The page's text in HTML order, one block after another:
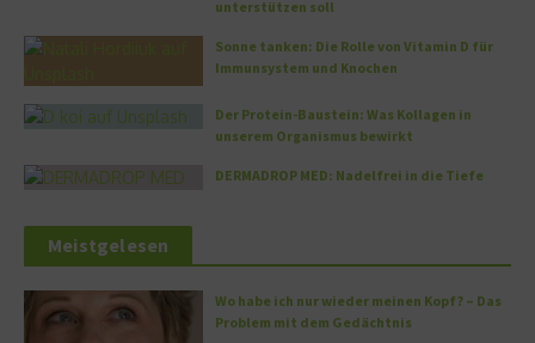
unterstützen soll
Sonne tanken: Die Rolle von Vitamin D für
Immunsystem und Knochen
Der Protein-Baustein: Was Kollagen in
unserem Organismus bewirkt
DERMADROP MED: Nadelfrei in die Tiefe
Meistgelesen
Wo habe ich nur wieder meinen Kopf? – Das
Problem mit dem Gedächtnis